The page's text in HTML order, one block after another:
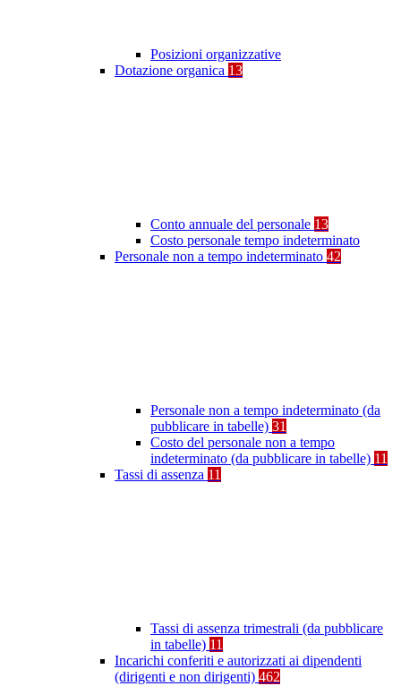
Posizioni organizzative
Dotazione organica 13
Conto annuale del personale 13
Costo personale tempo indeterminato
Personale non a tempo indeterminato 42
Personale non a tempo indeterminato (da
pubblicare in tabelle) 31
Costo del personale non a tempo
indeterminato (da pubblicare in tabelle) 11
Tassi di assenza 11
Tassi di assenza trimestrali (da pubblicare
in tabelle) 11
Incarichi conferiti e autorizzati ai dipendenti
(dirigenti e non dirigenti) 462